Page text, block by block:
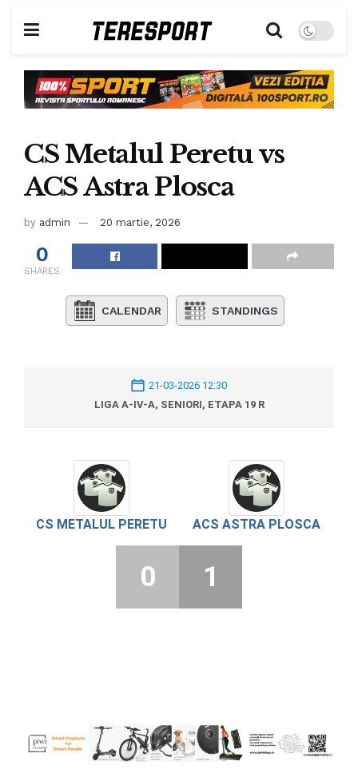
CS Metalul Peretu vs
ACS Astra Plosca
by admin 20 martie, 2026
0
SHARES
CALENDAR STANDINGS
21-03-2026 12:30
LIGA A-IV-A, SENIORI, ETAPA 19 R
CS METALUL PERETU ACS ASTRA PLOSCA
0 1